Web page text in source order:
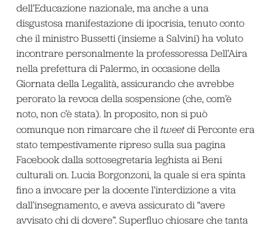
dell’Educazione nazionale, ma anche a una
disgustosa manifestazione di ipocrisia, tenuto conto
che il ministro Bussetti (insieme a Salvini) ha voluto
incontrare personalmente la professoressa Dell’Aira
nella prefettura di Palermo, in occasione della
Giornata della Legalità, assicurando che avrebbe
perorato la revoca della sospensione (che, com’è
noto, non c’è stata). In proposito, non si può
comunque non rimarcare che il tweetdi Perconte era
stato tempestivamente ripreso sulla sua pagina
Facebook dalla sottosegretaria leghista ai Beni
culturali on. Lucia Borgonzoni, la quale si era spinta
fino a invocare per la docente l’interdizione a vita
dall’insegnamento, e aveva assicurato di “avere
avvisato chi di dovere”. Superfluo chiosare che tanta